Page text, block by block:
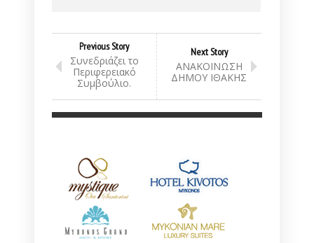
Previous Story
Συνεδριάζει το
Περιφερειακό
Συμβούλιο.
Next Story
ΑΝΑΚΟΙΝΩΣΗ
ΔΗΜΟΥ ΙΘΑΚΗΣ